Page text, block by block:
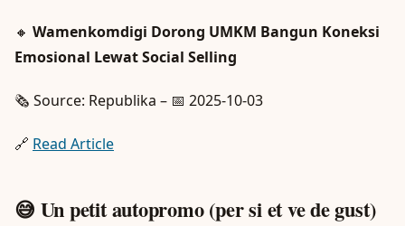
🔸 Wamenkomdigi Dorong UMKM Bangun Koneksi
Emosional Lewat Social Selling
🗞️ Source: Republika – 📅 2025-10-03
🔗 Read Article
😅 Un petit autopromo (per si et ve de gust)